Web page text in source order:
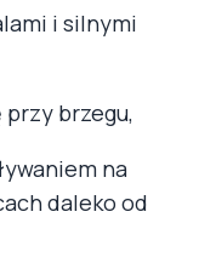
i silnymi
brzegu,
na
daleko od